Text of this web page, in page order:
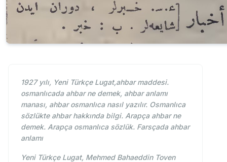
1927 yılı, Yeni Türkçe Lugat,ahbar maddesi.
osmanlıcada ahbar ne demek, ahbar anlamı
manası, ahbar osmanlıca nasıl yazılır. Osmanlıca
sözlükte ahbar hakkında bilgi. Arapça ahbar ne
demek. Arapça osmanlıca sözlük. Farsçada ahbar
anlamı
Yeni Türkçe Lugat, Mehmed Bahaeddin Toven